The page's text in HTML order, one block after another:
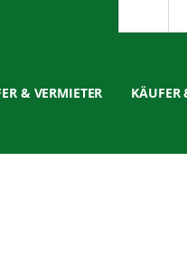
& VERMIETER KÄUFER